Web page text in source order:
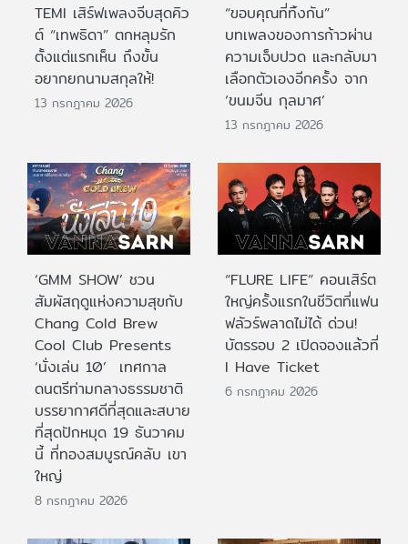
TEMI เสิร์ฟเพลงจีบสุดคิว
ต์ “เทพธิดา” ตกหลุมรัก
ตั้งแต่แรกเห็น ถึงขั้น
อยากยกนามสกุลให้!
13 กรกฎาคม 2026
“ขอบคุณที่ทิ้งกัน”
บทเพลงของการก้าวผ่าน
ความเจ็บปวด และกลับมา
เลือกตัวเองอีกครั้ง จาก
‘ขนมจีน กุลมาศ’
13 กรกฎาคม 2026
‘GMM SHOW’ ชวน
สัมผัสฤดูแห่งความสุขกับ
Chang Cold Brew
Cool Club Presents
‘นั่งเล่น 10’ เทศกาล
ดนตรีท่ามกลางธรรมชาติ
บรรยากาศดีที่สุดและสบาย
ที่สุดปักหมุด 19 ธันวาคม
นี้ ที่ทองสมบูรณ์คลับ เขา
ใหญ่
8 กรกฎาคม 2026
“FLURE LIFE” คอนเสิร์ต
ใหญ่ครั้งแรกในชีวิตที่แฟน
ฟลัวร์พลาดไม่ได้ ด่วน!
บัตรรอบ 2 เปิดจองแล้วที่
I Have Ticket
6 กรกฎาคม 2026